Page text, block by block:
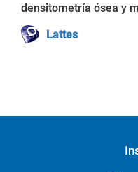
densitometría ósea y
Lattes